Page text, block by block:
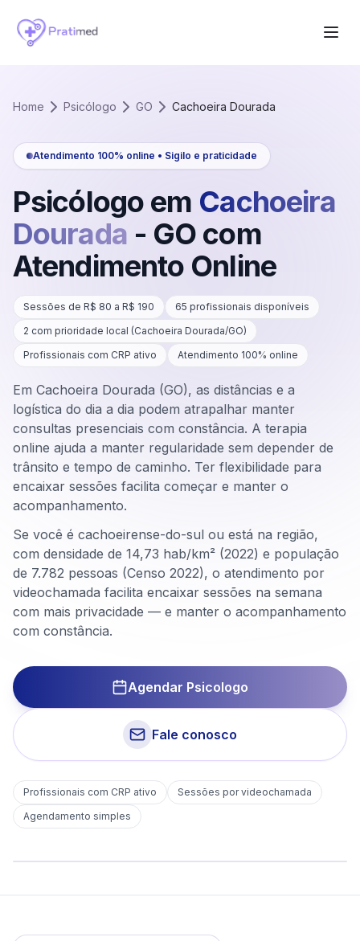
Home Psicólogo GO Cachoeira Dourada
Atendimento 100% online • Sigilo e praticidade
Psicólogo em Cachoeira
Dourada - GO com
Atendimento Online
Sessões de R$ 80 a R$ 190 65 profissionais disponíveis
2 com prioridade local (Cachoeira Dourada/GO)
Profissionais com CRP ativo
Atendimento 100% online
Em Cachoeira Dourada (GO), as distâncias e a
logística do dia a dia podem atrapalhar manter
consultas presenciais com constância. A terapia
online ajuda a manter regularidade sem depender de
trânsito e tempo de caminho. Ter flexibilidade para
encaixar sessões facilita começar e manter o
acompanhamento.
Se você é cachoeirense-do-sul ou está na região,
com densidade de 14,73 hab/km² (2022) e população
de 7.782 pessoas (Censo 2022), o atendimento por
videochamada facilita encaixar sessões na semana
com mais privacidade — e manter o acompanhamento
com constância.
Agendar Psicologo
Fale conosco
Profissionais com CRP ativo
Sessões por videochamada
Agendamento simples